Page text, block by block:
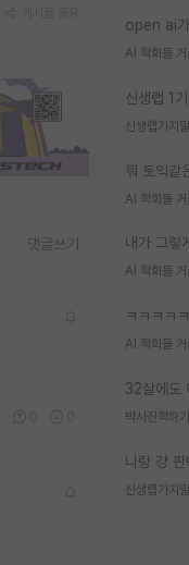
내가 그렇
32살에도
나랑 걍
댓글쓰기